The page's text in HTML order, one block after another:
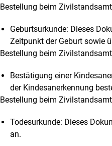
Bestellung beim
Geburtsurkunde: Dieses
Zeitpunkt der Geburt sowie
Bestellung beim
Bestätigung einer
der Kindesanerkennung
Bestellung beim
Todesurkunde: Dieses
an.